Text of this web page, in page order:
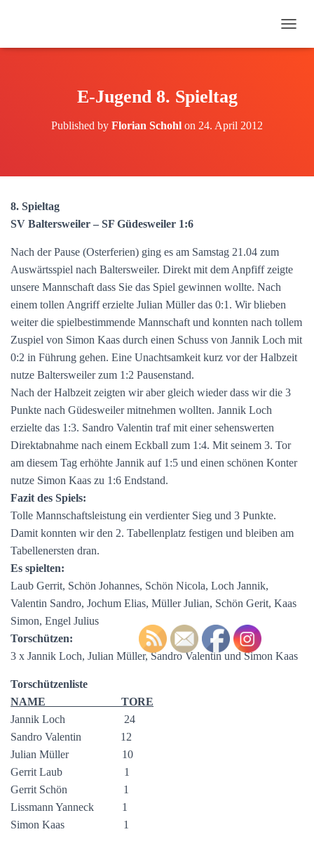
A
E
E-Jugend 8. Spieltag
Published by Florian Schohl on 24. April 2012
8. Spieltag
SV Baltersweiler – SF Güdesweiler 1:6
Nach der Pause (Osterferien) ging es am Samstag 21.04 zum
Auswärtsspiel nach Baltersweiler. Direkt mit dem Anpfiff zeigte
unsere Mannschaft dass Sie das Spiel gewinnen wollte. Nach
einem tollen Angriff erzielte Julian Müller das 0:1. Wir blieben
weiter die spielbestimmende Mannschaft und konnten nach tollem
Zuspiel von Simon Kaas durch einen Schuss von Jannik Loch mit
0:2 in Führung gehen. Eine Unachtsamkeit kurz vor der Halbzeit
nutze Baltersweiler zum 1:2 Pausenstand.
Nach der Halbzeit zeigten wir aber gleich wieder dass wir die 3
Punkte nach Güdesweiler mitnehmen wollten. Jannik Loch
erzielte das 1:3. Sandro Valentin traf mit einer sehenswerten
Direktabnahme nach einem Eckball zum 1:4. Mit seinem 3. Tor
am diesem Tag erhöhte Jannik auf 1:5 und einen schönen Konter
nutze Simon Kaas zu 1:6 Endstand.
Fazit des Spiels:
Tolle Mannschaftsleistung ein verdienter Sieg und 3 Punkte.
Damit konnten wir den 2. Tabellenplatz festigen und bleiben am
Tabellenersten dran.
Es spielten:
Laub Gerrit, Schön Johannes, Schön Nicola, Loch Jannik,
Valentin Sandro, Jochum Elias, Müller Julian, Schön Gerit, Kaas
Simon, Engel Julius
Torschützen:
3 x Jannik Loch, Julian Müller, Sandro Valentin und Simon Kaas
Torschützenliste
NAME TORE
Jannik Loch 24
Sandro Valentin 12
Julian Müller 10
Gerrit Laub 1
Gerrit Schön 1
Lissmann Yanneck 1
Simon Kaas 1